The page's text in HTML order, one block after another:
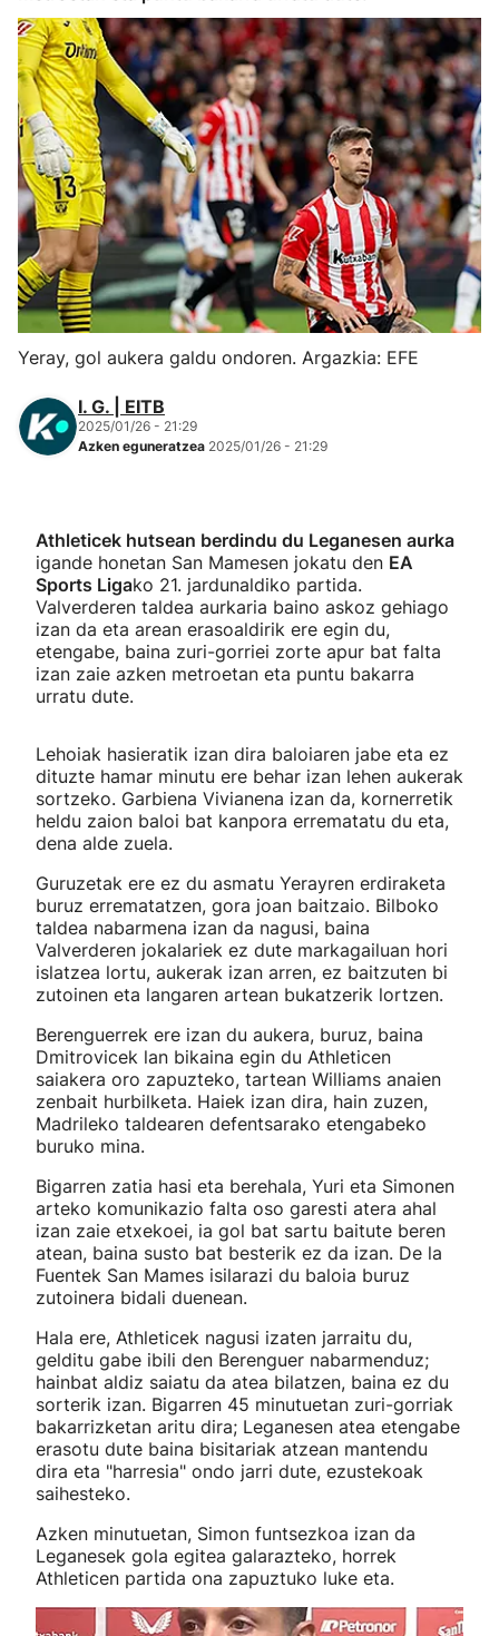
Herri-kirolak
Eskubaloia
Kirolak 360
Atletismoa
Mendi-lasterketak
Kirol gehiago
"Helmuga"
Yeray, gol aukera galdu ondoren. Argazkia: EFE
I. G. | EITB
2025/01/26 - 21:29
Azken eguneratzea 2025/01/26 - 21:29
Athleticek hutsean berdindu du Leganesen aurka
igande honetan San Mamesen jokatu den EA
Sports Ligako 21. jardunaldiko partida.
Valverderen taldea aurkaria baino askoz gehiago
izan da eta arean erasoaldirik ere egin du,
etengabe, baina zuri-gorriei zorte apur bat falta
izan zaie azken metroetan eta puntu bakarra
urratu dute.
Lehoiak hasieratik izan dira baloiaren jabe eta ez
dituzte hamar minutu ere behar izan lehen aukerak
sortzeko. Garbiena Vivianena izan da, kornerretik
heldu zaion baloi bat kanpora errematatu du eta,
dena alde zuela.
Guruzetak ere ez du asmatu Yerayren erdiraketa
buruz errematatzen, gora joan baitzaio. Bilboko
taldea nabarmena izan da nagusi, baina
Valverderen jokalariek ez dute markagailuan hori
islatzea lortu, aukerak izan arren, ez baitzuten bi
zutoinen eta langaren artean bukatzerik lortzen.
Berenguerrek ere izan du aukera, buruz, baina
Dmitrovicek lan bikaina egin du Athleticen
saiakera oro zapuzteko, tartean Williams anaien
zenbait hurbilketa. Haiek izan dira, hain zuzen,
Madrileko taldearen defentsarako etengabeko
buruko mina.
Bigarren zatia hasi eta berehala, Yuri eta Simonen
arteko komunikazio falta oso garesti atera ahal
izan zaie etxekoei, ia gol bat sartu baitute beren
atean, baina susto bat besterik ez da izan. De la
Fuentek San Mames isilarazi du baloia buruz
zutoinera bidali duenean.
Hala ere, Athleticek nagusi izaten jarraitu du,
gelditu gabe ibili den Berenguer nabarmenduz;
hainbat aldiz saiatu da atea bilatzen, baina ez du
sorterik izan. Bigarren 45 minutuetan zuri-gorriak
bakarrizketan aritu dira; Leganesen atea etengabe
erasotu dute baina bisitariak atzean mantendu
dira eta "harresia" ondo jarri dute, ezustekoak
saihesteko.
Azken minutuetan, Simon funtsezkoa izan da
Leganesek gola egitea galarazteko, horrek
Athleticen partida ona zapuztuko luke eta.